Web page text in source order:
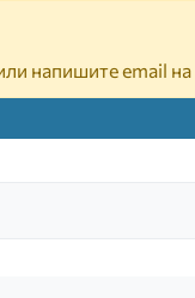
напишите email на